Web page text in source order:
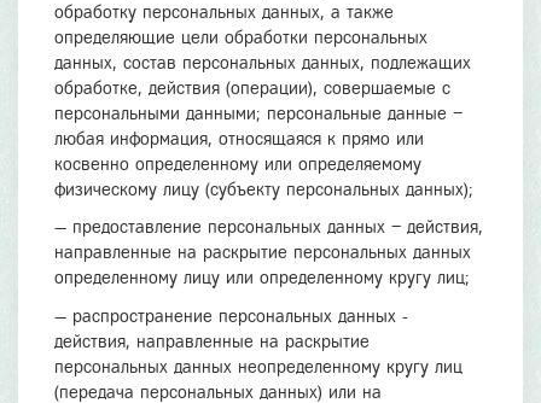
обработку персональных данных, а также
определяющие цели обработки персональных
данных, состав персональных данных, подлежащих
обработке, действия (операции), совершаемые с
персональными данными; персональные данные –
любая информация, относящаяся к прямо или
косвенно определенному или определяемому
физическому лицу (субъекту персональных данных);
— предоставление персональных данных – действия,
направленные на раскрытие персональных данных
определенному лицу или определенному кругу лиц;
— распространение персональных данных -
действия, направленные на раскрытие
персональных данных неопределенному кругу лиц
(передача персональных данных) или на